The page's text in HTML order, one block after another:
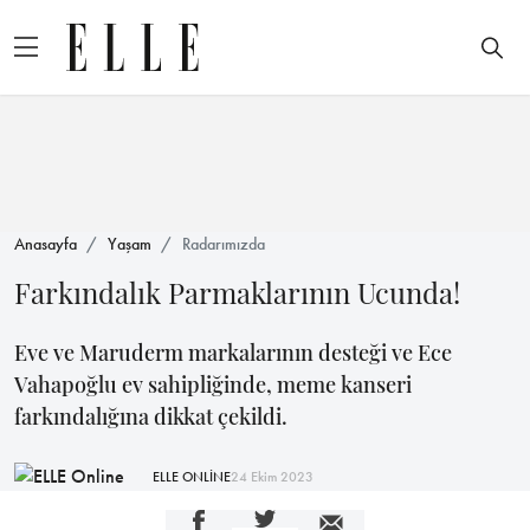
Anasayfa Yaşam Radarımızda
Farkındalık Parmaklarının Ucunda!
Eve ve Maruderm markalarının desteği ve Ece
Vahapoğlu ev sahipliğinde, meme kanseri
farkındalığına dikkat çekildi.
ELLE ONLİNE24 Ekim 2023